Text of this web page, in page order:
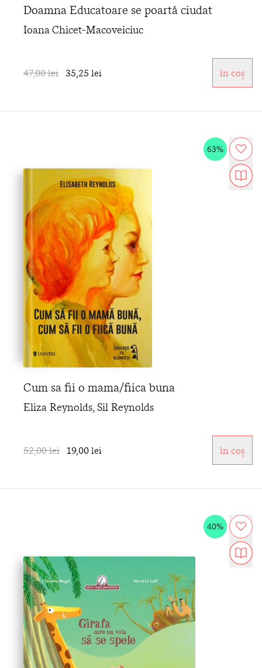
Doamna Educatoare se poartă ciudat
Ioana Chicet-Macoveiciuc
47,00 lei 35,25 lei în coș
63%
Cum sa fii o mama/fiica buna
Eliza Reynolds, Sil Reynolds
52,00 lei 19,00 lei în coș
40%